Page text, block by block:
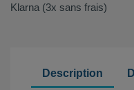
Klarna (3x sans frais)
Description